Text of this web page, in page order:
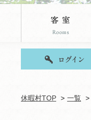
休暇村TOP 一覧